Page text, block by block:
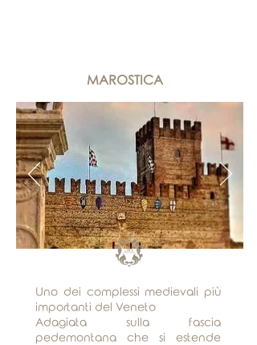
MAROSTICA
Uno dei complessi medievali più
importanti del Veneto
Adagiata sulla fascia
pedemontana che si estende